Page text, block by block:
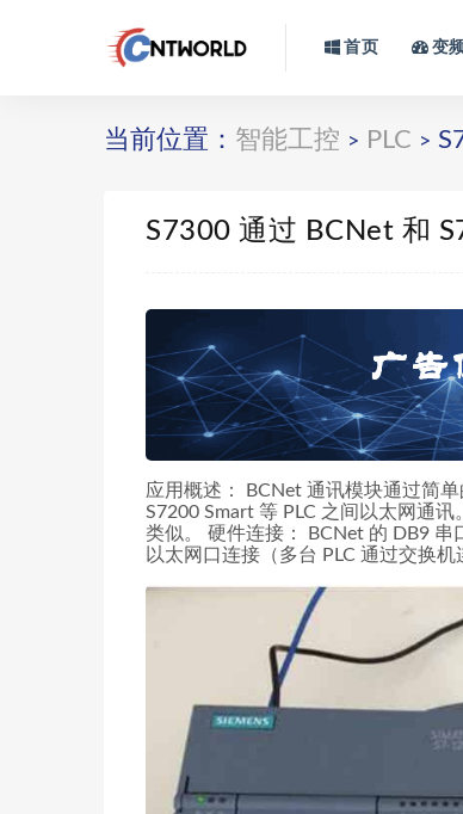
首页 变
当前位置： 智能工控 > PLC >
S7300 通过 BCNet 和
应用概述： BCNet 通讯模块通过简
S7200 Smart 等 PLC 之间以太网通
类似。 硬件连接： BCNet 的 DB9
以太网口连接（多台 PLC 通过交换机